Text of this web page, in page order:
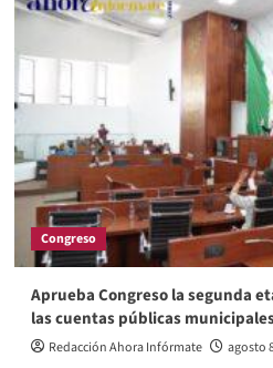
Congreso
Aprueba Congreso la segunda
las cuentas públicas
Redacción Ahora Infórmate agosto